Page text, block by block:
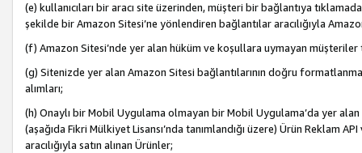
(e) kullanıcıları bir aracı site üzerinden, müşteri bir bağlantıya
şekilde bir Amazon Sitesi’ne yönlendiren bağlantılar aracılığıyla
(f) Amazon Sitesi’nde yer alan hüküm ve koşullara uymayan müşteriler
(g) Sitenizde yer alan Amazon Sitesi bağlantılarının doğru
alımları;
(h) Onaylı bir Mobil Uygulama olmayan bir Mobil Uygulama’da yer
(aşağıda Fikri Mülkiyet Lisansı’nda tanımlandığı üzere) Ürün Reklam
aracılığıyla satın alınan Ürünler;